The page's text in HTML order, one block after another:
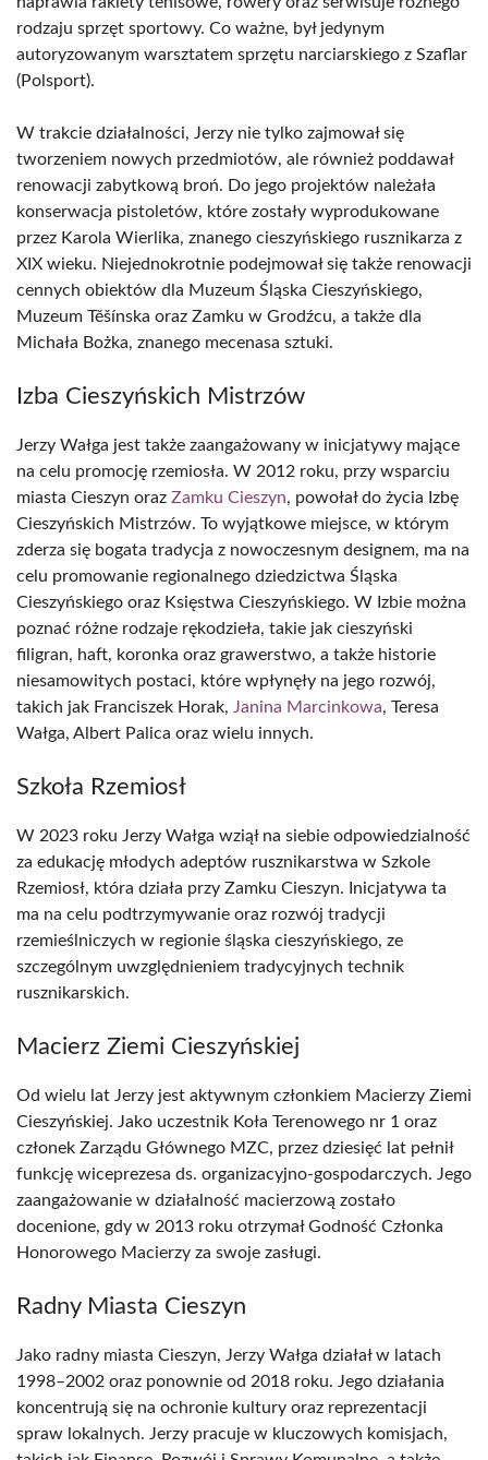
rodzaju sprzęt sportowy. Co ważne, był jedynym
autoryzowanym warsztatem sprzętu narciarskiego z Szaflar
(Polsport).
W trakcie działalności, Jerzy nie tylko zajmował się
tworzeniem nowych przedmiotów, ale również poddawał
renowacji zabytkową broń. Do jego projektów należała
konserwacja pistoletów, które zostały wyprodukowane
przez Karola Wierlika, znanego cieszyńskiego rusznikarza z
XIX wieku. Niejednokrotnie podejmował się także renowacji
cennych obiektów dla Muzeum Śląska Cieszyńskiego,
Muzeum Těšínska oraz Zamku w Grodźcu, a także dla
Michała Bożka, znanego mecenasa sztuki.
Izba Cieszyńskich Mistrzów
Jerzy Wałga jest także zaangażowany w inicjatywy mające
na celu promocję rzemiosła. W 2012 roku, przy wsparciu
miasta Cieszyn oraz Zamku Cieszyn, powołał do życia Izbę
Cieszyńskich Mistrzów. To wyjątkowe miejsce, w którym
zderza się bogata tradycja z nowoczesnym designem, ma na
celu promowanie regionalnego dziedzictwa Śląska
Cieszyńskiego oraz Księstwa Cieszyńskiego. W Izbie można
poznać różne rodzaje rękodzieła, takie jak cieszyński
filigran, haft, koronka oraz grawerstwo, a także historie
niesamowitych postaci, które wpłynęły na jego rozwój,
takich jak Franciszek Horak, Janina Marcinkowa, Teresa
Wałga, Albert Palica oraz wielu innych.
Szkoła Rzemiosł
W 2023 roku Jerzy Wałga wziął na siebie odpowiedzialność
za edukację młodych adeptów rusznikarstwa w Szkole
Rzemiosł, która działa przy Zamku Cieszyn. Inicjatywa ta
ma na celu podtrzymywanie oraz rozwój tradycji
rzemieślniczych w regionie śląska cieszyńskiego, ze
szczególnym uwzględnieniem tradycyjnych technik
rusznikarskich.
Macierz Ziemi Cieszyńskiej
Od wielu lat Jerzy jest aktywnym członkiem Macierzy Ziemi
Cieszyńskiej. Jako uczestnik Koła Terenowego nr 1 oraz
członek Zarządu Głównego MZC, przez dziesięć lat pełnił
funkcję wiceprezesa ds. organizacyjno-gospodarczych. Jego
zaangażowanie w działalność macierzową zostało
docenione, gdy w 2013 roku otrzymał Godność Członka
Honorowego Macierzy za swoje zasługi.
Radny Miasta Cieszyn
Jako radny miasta Cieszyn, Jerzy Wałga działał w latach
1998–2002 oraz ponownie od 2018 roku. Jego działania
koncentrują się na ochronie kultury oraz reprezentacji
spraw lokalnych. Jerzy pracuje w kluczowych komisjach,